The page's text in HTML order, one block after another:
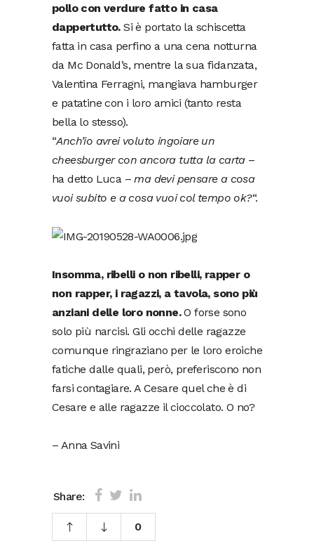
pollo con verdure fatto in casa
dappertutto.Si è portato la schiscetta
fatta in casa perfino a una cena notturna
da Mc Donald’s, mentre la sua fidanzata,
Valentina Ferragni, mangiava hamburger
e patatine con i loro amici (tanto resta
bella lo stesso).
“Anch’io avrei voluto ingoiare un
cheesburger con ancora tutta la carta–
ha detto Luca –ma devi pensare a cosa
vuoi subito e a cosa vuoi col tempo ok?“.
Insomma, ribelli o non ribelli, rapper o
non rapper, i ragazzi, a tavola, sono più
anziani delle loro nonne.O forse sono
solo più narcisi. Gli occhi delle ragazze
comunque ringraziano per le loro eroiche
fatiche dalle quali, però, preferiscono non
farsi contagiare. A Cesare quel che è di
Cesare e alle ragazze il cioccolato. O no?
– Anna Savini
Share:
0